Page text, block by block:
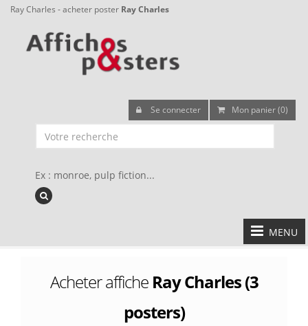
Ray Charles - acheter poster Ray Charles
Se connecter Mon panier (0)
Ex : monroe, pulp fiction...
MENU
Acheter affiche Ray Charles (3
posters)